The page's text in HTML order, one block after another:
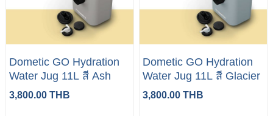
Dometic GO Hydration
Water Jug 11L สี Ash
3,800.00 THB
Dometic GO Hydration
Water Jug 11L สี Glacier
3,800.00 THB